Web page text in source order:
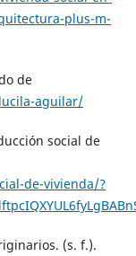
plus-m-
de
aguilar/
social de
de-vivienda/?
(s. f.).